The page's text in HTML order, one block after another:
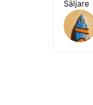
Säljare